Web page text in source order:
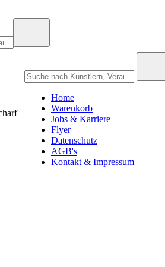
Home
Warenkorb
Jobs & Karriere
Flyer
Datenschutz
AGB's
Kontakt & Impressum